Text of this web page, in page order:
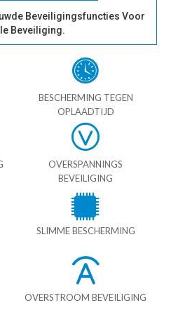
Beveiligingsfuncties Voor
Beveiliging.
BESCHERMING TEGEN
OPLAADTIJD
OVERSPANNINGS
BEVEILIGING
SLIMME BESCHERMING
OVERSTROOM BEVEILIGING